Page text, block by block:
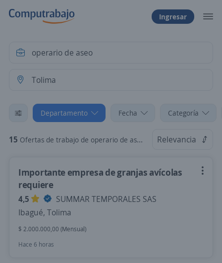
Ingresar
Departamento Fecha Categoría
15 Ofertas de trabajo de operario de aseo en Tolima Relevancia
Importante empresa de granjas avícolas
requiere
4,5
SUMMAR TEMPORALES SAS
Ibagué, Tolima
$ 2.000.000,00 (Mensual)
Hace 6 horas